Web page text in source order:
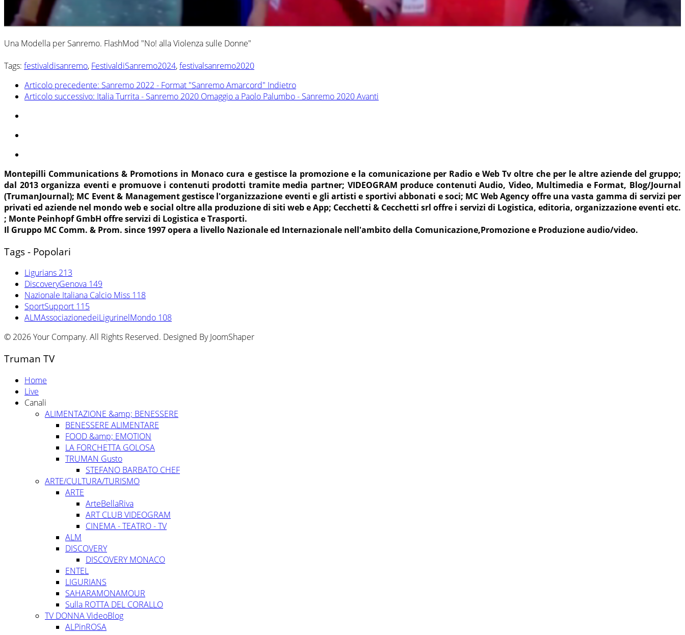
Una Modella per Sanremo. FlashMod "No! alla Violenza sulle Donne"
Tags: festivaldisanremo, FestivaldiSanremo2024,festivalsanremo2020
Articolo precedente: Sanremo 2022 - Format "Sanremo Amarcord" Indietro
Articolo successivo: Italia Turrita - Sanremo 2020 Omaggio a Paolo Palumbo - Sanremo 2020Avanti
Montepilli Communications & Promotions in Monaco cura e gestisce la promozione e la comunicazione per Radio e Web Tv oltre che per le altre aziende del gruppo;
dal 2013 organizza eventi e promuove i contenuti prodotti tramite media partner; VIDEOGRAM produce contenuti Audio, Video, Multimedia e Format, Blog/Journal
(TrumanJournal); MC Event & Management gestisce l'organizzazione eventi e gli artisti e sportivi abbonati e soci; MC Web Agency offre una vasta gamma di servizi per
privati ed aziende nel mondo web e social oltre alla produzione di siti web e App; Cecchetti & Cecchetti srl offre i servizi di Logistica, editoria, organizzazione eventi etc.
; Monte Peinhopf GmbH offre servizi di Logistica e Trasporti.
Il Gruppo MC Comm. & Prom. since 1997 opera a livello Nazionale ed Internazionale nell'ambito della Comunicazione,Promozione e Produzione audio/video.
Tags - Popolari
Ligurians 213
DiscoveryGenova 149
Nazionale Italiana Calcio Miss 118
SportSupport 115
ALMAssociazionedeiLigurinelMondo 108
© 2026 Your Company. All Rights Reserved. Designed By JoomShaper
Truman TV
Home
Live
Canali
ALIMENTAZIONE &amp; BENESSERE
BENESSERE ALIMENTARE
FOOD &amp; EMOTION
LA FORCHETTA GOLOSA
TRUMAN Gusto
STEFANO BARBATO CHEF
ARTE/CULTURA/TURISMO
ARTE
ArteBellaRiva
ART CLUB VIDEOGRAM
CINEMA - TEATRO - TV
ALM
DISCOVERY
DISCOVERY MONACO
ENTEL
LIGURIANS
SAHARAMONAMOUR
Sulla ROTTA DEL CORALLO
TV DONNA VideoBlog
ALPinROSA